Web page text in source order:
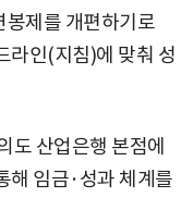
봉제를 개편하기로
라인(지침)에 맞춰 성
도 산업은행 본점에
해 임금·성과 체계를